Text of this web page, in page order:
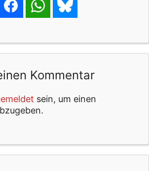
Kommentar
sein, um einen